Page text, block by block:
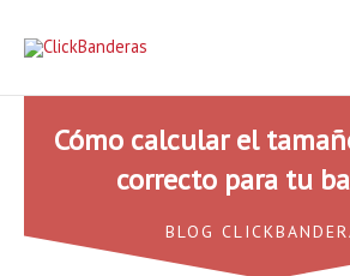
contenido
Cómo calcular el
correcto para tu
BLOG